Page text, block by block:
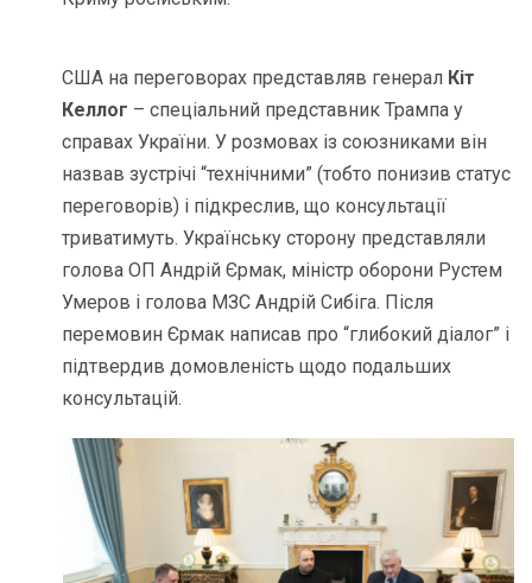
США на переговорах представляв генерал Кіт
Келлог – спеціальний представник Трампа у
справах України. У розмовах із союзниками він
назвав зустрічі “технічними” (тобто понизив статус
переговорів) і підкреслив, що консультації
триватимуть. Українську сторону представляли
голова ОП Андрій Єрмак, міністр оборони Рустем
Умеров і голова МЗС Андрій Сибіга. Після
перемовин Єрмак написав про “глибокий діалог” і
підтвердив домовленість щодо подальших
консультацій.